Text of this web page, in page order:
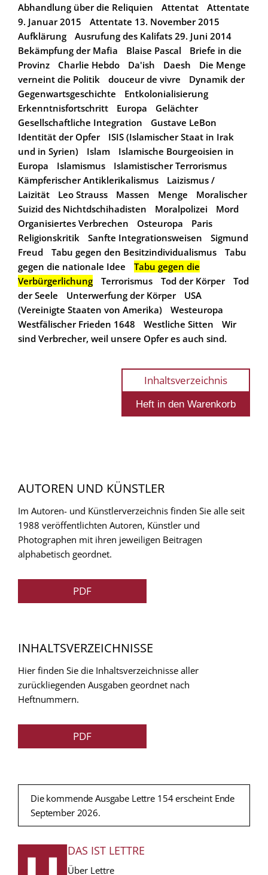
Abhandlung über die Reliquien
Attentat
Attentate
9. Januar 2015
Attentate 13. November 2015
Aufklärung
Ausrufung des Kalifats 29. Juni 2014
Bekämpfung der Mafia
Blaise Pascal
Briefe in die
Provinz
Charlie Hebdo Da'ish Daesh
Die Menge
verneint die Politik
douceur de vivre
Dynamik der
Gegenwartsgeschichte
Entkolonialisierung
Erkenntnisfortschritt
Europa
Gelächter
Gesellschaftliche Integration
Gustave LeBon
Identität der Opfer
ISIS (Islamischer Staat in Irak
und in Syrien)
Islam
Islamische Bourgeoisien in
Europa
Islamismus
Islamistischer Terrorismus
Kämpferischer Antiklerikalismus
Laizismus /
Laizität
Leo Strauss Massen Menge
Moralischer
Suizid des Nichtdschihadisten
Moralpolizei
Mord
Organisiertes Verbrechen
Osteuropa
Paris
Religionskritik
Sanfte Integrationsweisen
Sigmund
Freud
Tabu gegen den Besitzindividualismus
Tabu
gegen die nationale Idee
Tabu gegen die
Verbürgerlichung
Terrorismus Tod der Körper
Tod
der Seele
Unterwerfung der Körper
USA
(Vereinigte Staaten von Amerika)
Westeuropa
Westfälischer Frieden 1648
Westliche Sitten
Wir
sind Verbrecher, weil unsere Opfer es auch sind.
Inhaltsverzeichnis
AUTOREN UND KÜNSTLER
Im Autoren- und Künstlerverzeichnis finden Sie alle seit
1988 veröffentlichten Autoren, Künstler und
Photographen mit ihren jeweiligen Beitragen
alphabetisch geordnet.
PDF
INHALTSVERZEICHNISSE
Hier finden Sie die Inhaltsverzeichnisse aller
zurückliegenden Ausgaben geordnet nach
Heftnummern.
PDF
Die kommende Ausgabe Lettre 154 erscheint Ende
September 2026.
FUSSZEILE
DAS IST LETTRE
Über Lettre